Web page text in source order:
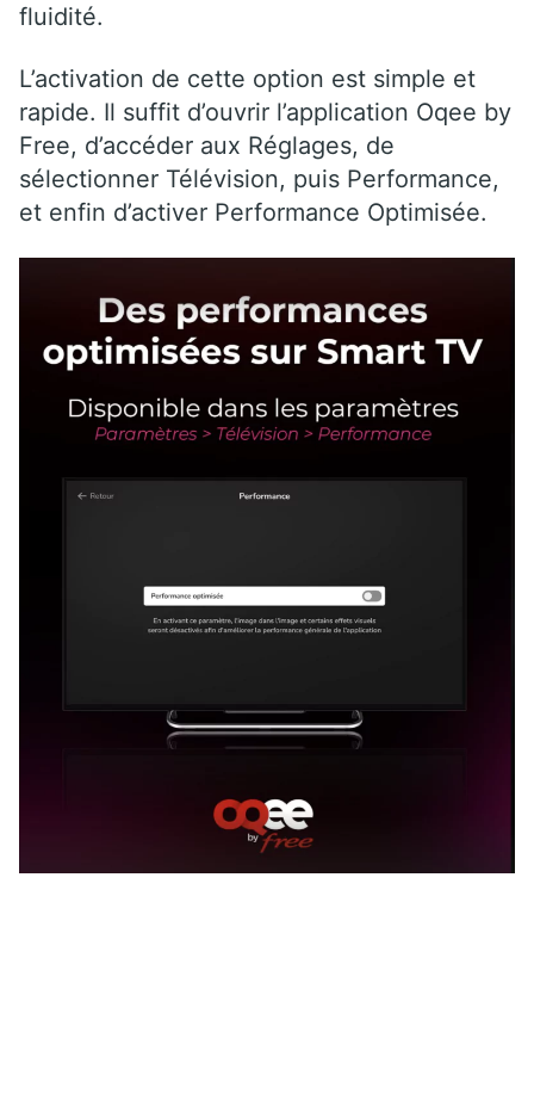
fluidité.
L’activation de cette option est simple et
rapide. Il suffit d’ouvrir l’application Oqee by
Free, d’accéder aux Réglages, de
sélectionner Télévision, puis Performance,
et enfin d’activer Performance Optimisée.